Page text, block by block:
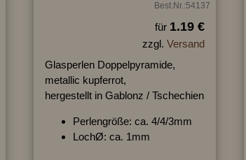
Best.Nr.:54137
für 1.19 €
zzgl. Versand
Glasperlen Doppelpyramide,
metallic kupferrot,
hergestellt in Gablonz / Tschechien
Perlengröße: ca. 4/4/3mm
LochØ: ca. 1mm